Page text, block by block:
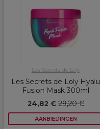
Les Secrets de Loly
Les Secrets de Loly Hyalu
Fusion Mask 300ml
24,82 €29,20 €
AANBIEDINGEN